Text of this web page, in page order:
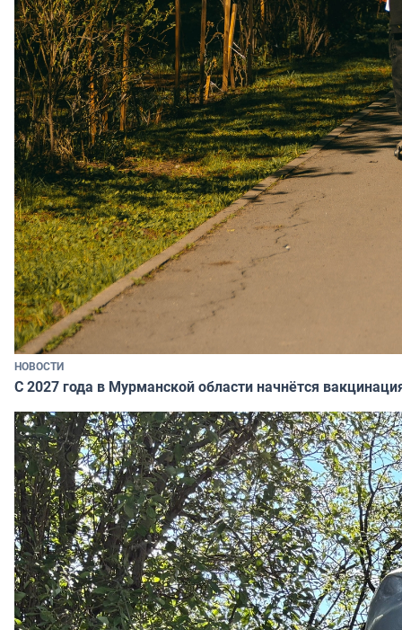
НОВОСТИ
С 2027 года в Мурманской области начнётся